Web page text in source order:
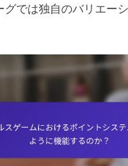
グでは独自のバリエー